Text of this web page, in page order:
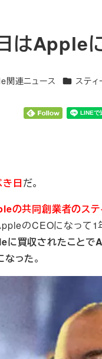
はApple
関連ニュース カテゴリー
ステ
日だ。
の共同創業者のステ
のCEOになって1
買収されたことで
なった。